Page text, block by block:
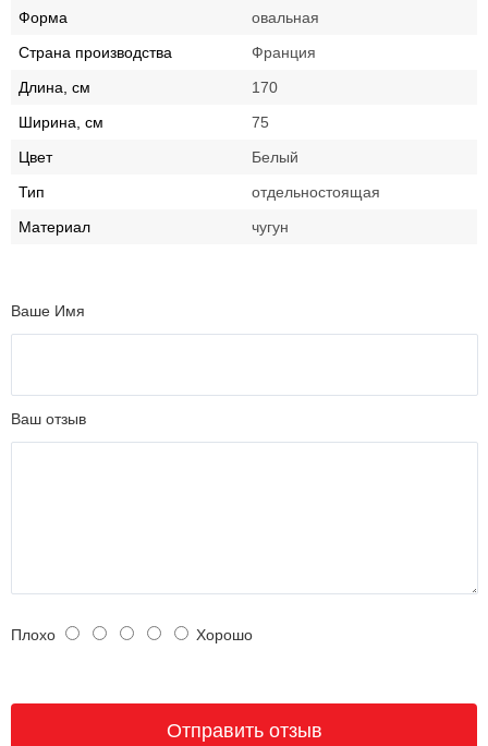
Форма
овальная
Страна производства
Франция
Длина, см
170
Ширина, см
75
Цвет
Белый
Тип
отдельностоящая
Материал
чугун
Ваше Имя
Ваш отзыв
Плохо Хорошо